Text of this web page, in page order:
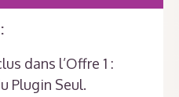
dans l’Offre 1 :
Plugin Seul.